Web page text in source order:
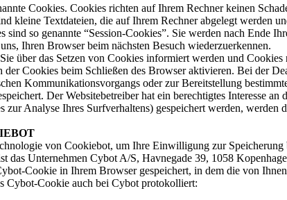
Cookies. Cookies richten auf Ihrem Rechner keinen
kleine Textdateien, die auf Ihrem Rechner abgelegt werden
so genannte “Session-Cookies”. Sie werden nach Ende
Ihren Browser beim nächsten Besuch wiederzuerkennen.
über das Setzen von Cookies informiert werden und
der Cookies beim Schließen des Browser aktivieren. Bei der
Kommunikationsvorgangs oder zur Bereitstellung
Der Websitebetreiber hat ein berechtigtes Interesse
Analyse Ihres Surfverhaltens) gespeichert werden, werden
von Cookiebot, um Ihre Einwilligung zur
das Unternehmen Cybot A/S, Havnegade 39, 1058
Cookie in Ihrem Browser gespeichert, in dem die von
Cybot-Cookie auch bei Cybot protokolliert: